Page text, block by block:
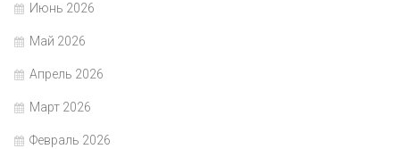
Июнь 2026
Май 2026
Апрель 2026
Март 2026
Февраль 2026